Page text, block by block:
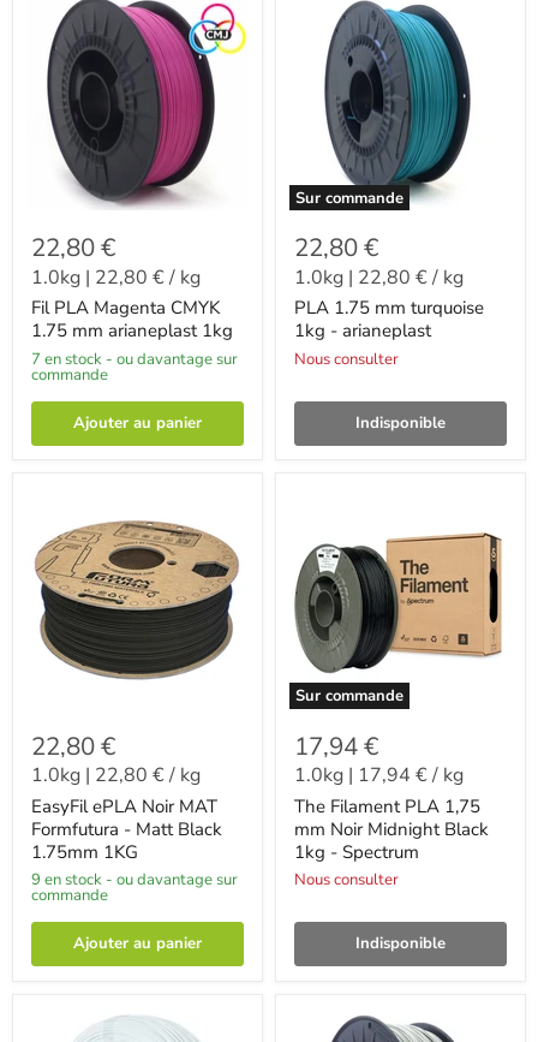
22,80 €
1.0kg | 22,80 €/ kg
Fil PLA Magenta CMYK
1.75 mm arianeplast 1kg
7 en stock - ou davantage sur
commande
Ajouter au panier
Sur commande
22,80 €
1.0kg | 22,80 €/ kg
PLA 1.75 mm turquoise
1kg - arianeplast
Nous consulter
Indisponible
22,80 €
1.0kg | 22,80 €/ kg
EasyFil ePLA Noir MAT
Formfutura - Matt Black
1.75mm 1KG
9 en stock - ou davantage sur
commande
Ajouter au panier
Sur commande
17,94 €
1.0kg | 17,94 €/ kg
The Filament PLA 1,75
mm Noir Midnight Black
1kg - Spectrum
Nous consulter
Indisponible